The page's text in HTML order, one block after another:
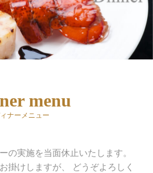
menu
ナーメニュー
の実施を当面休止いたします。
掛けしますが、 どうぞよろしく